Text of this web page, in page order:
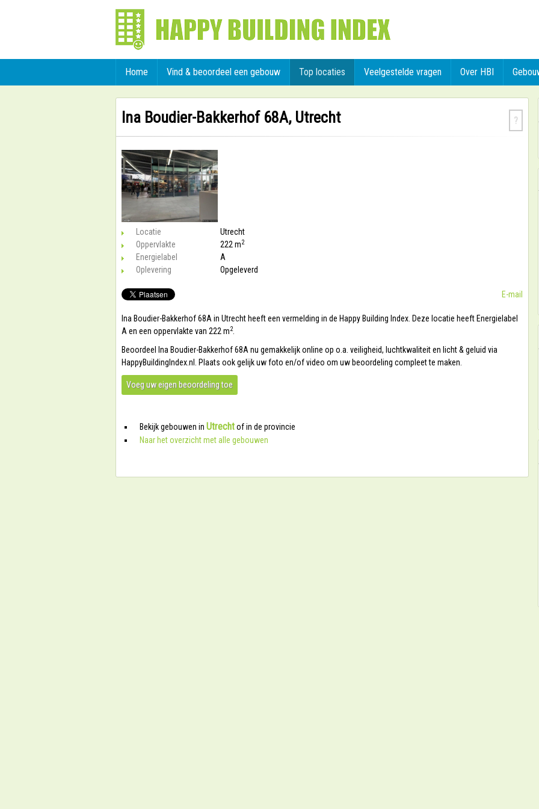
Home Vind & beoordeel een gebouw Top locaties Veelgestelde vragen Over HBI
Ina Boudier-Bakkerhof 68A, Utrecht ?
Locatie
Utrecht
Oppervlakte
222 m2
Energielabel
A
Oplevering
Opgeleverd
E-mail
Ina Boudier-Bakkerhof 68A in Utrecht heeft een vermelding in de Happy Building Index. Deze locatie heeft Energielabel
A en een oppervlakte van 222 m2.
Beoordeel Ina Boudier-Bakkerhof 68A nu gemakkelijk online op o.a. veiligheid, luchtkwaliteit en licht & geluid via
HappyBuildingIndex.nl. Plaats ook gelijk uw foto en/of video om uw beoordeling compleet te maken.
Voeg uw eigen beoordeling toe
Bekijk gebouwen in Utrechtof in de provincie
Naar het overzicht met alle gebouwen